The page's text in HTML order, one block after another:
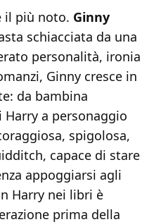
il più noto. Ginny
schiacciata da una
personalità, ironia
Ginny cresce in
da bambina
a personaggio
spigolosa,
capace di stare
appoggiarsi agli
Harry nei libri è
prima della